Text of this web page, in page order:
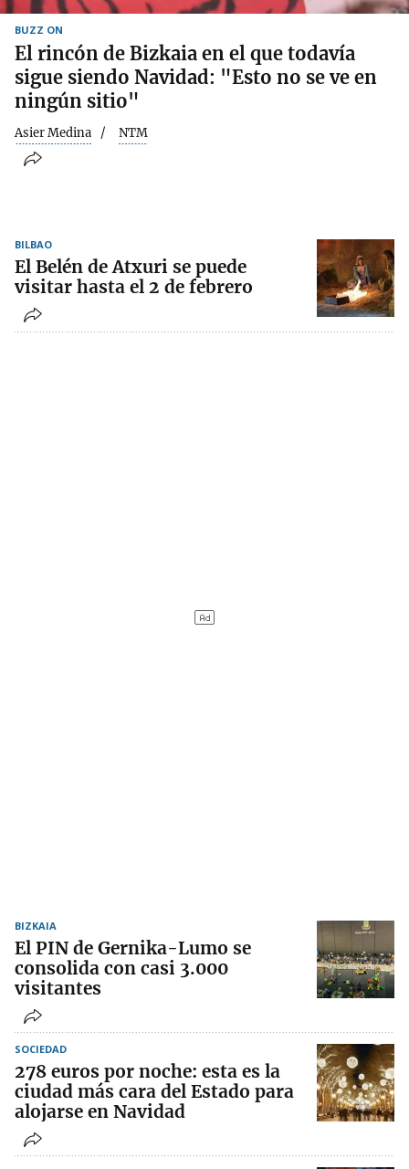
BUZZ ON
El rincón de Bizkaia en el que todavía
sigue siendo Navidad: "Esto no se ve en
ningún sitio"
Asier Medina NTM
BILBAO
El Belén de Atxuri se puede
visitar hasta el 2 de febrero
BIZKAIA
El PIN de Gernika-Lumo se
consolida con casi 3.000
visitantes
SOCIEDAD
278 euros por noche: esta es la
ciudad más cara del Estado para
alojarse en Navidad